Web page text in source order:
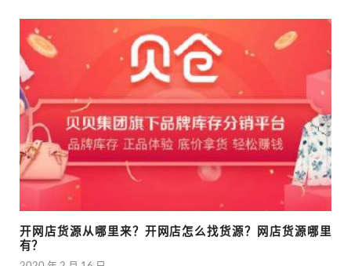
开网店货源从哪里来？开网店怎么找货源？网店货源哪里
有？